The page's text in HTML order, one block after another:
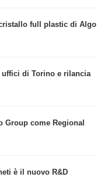
full plastic di Algo
di Torino e rilancia
Group come Regional
è il nuovo R&D